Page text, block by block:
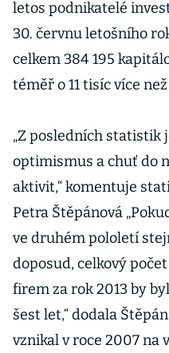
letos podnikatelé
30. červnu letošního
celkem 384 195
téměř o 11 tisíc více
„Z posledních statistik
optimismus a chuť do
aktivit,“ komentuje
Petra Štěpánová
ve druhém pololetí
doposud, celkový
firem za rok 2013 by
šest let,“ dodala
vznikal v roce 2007 na